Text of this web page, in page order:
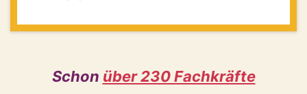
Schon über 230 Fachkräfte